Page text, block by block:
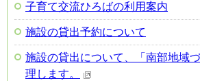
子育て交流ひろばの利用案内
施設の貸出予約について
施設の貸出について、「南部地域
理します。